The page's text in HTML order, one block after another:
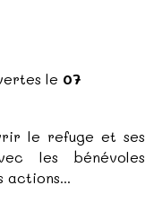
le 07
le refuge et ses
les bénévoles
actions...